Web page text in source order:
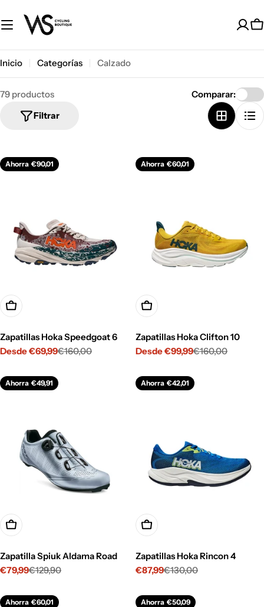
al
contenido
Inicio Categorías Calzado
79 productos
Filtrar
Comparar:
Ahorra €90,01
Opciones
Zapatillas Hoka Speedgoat 6
Precio
venta
Desde €69,99
Precio
€160,00
Ahorra €60,01
Opciones
Zapatillas Hoka Clifton 10
Precio
venta
Desde €99,99
Precio
€160,00
Ahorra €49,91
Opciones
Zapatilla Spiuk Aldama Road
Precio
venta
€79,99
Precio€129,90
Ahorra €42,01
Opciones
Zapatillas Hoka Rincon 4
Precio
venta
€87,99
Precio€130,00
Ahorra €60,01 Ahorra €50,09